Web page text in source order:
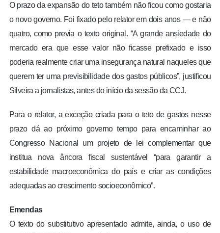
O prazo da expansão do teto também não ficou como gostaria
o novo governo. Foi fixado pelo relator em dois anos — e não
quatro, como previa o texto original. “A grande ansiedade do
mercado era que esse valor não ficasse prefixado e isso
poderia realmente criar uma insegurança natural naqueles que
querem ter uma previsibilidade dos gastos públicos”, justificou
Silveira a jornalistas, antes do início da sessão da CCJ.
Para o relator, a exceção criada para o teto de gastos nesse
prazo dá ao próximo governo tempo para encaminhar ao
Congresso Nacional um projeto de lei complementar que
institua nova âncora fiscal sustentável “para garantir a
estabilidade macroeconômica do país e criar as condições
adequadas ao crescimento socioeconômico”.
Emendas
O texto do substitutivo apresentado admite, ainda, o uso de